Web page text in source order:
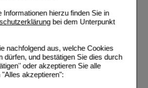
Informationen hierzu finden Sie in
bei dem Unterpunkt
nachfolgend aus, welche Cookies
dürfen, und bestätigen Sie dies durch
oder akzeptieren Sie alle
akzeptieren":